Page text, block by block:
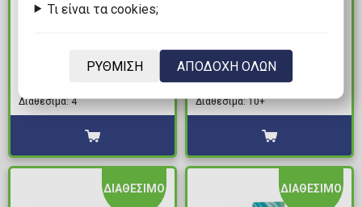
20,00€
Sidewinder 100+ Deck
(Monocolor)
Διαθέσιμα: 4
Card Sleeves Japanese
Small Size 60ct - White
Διαθέσιμα: 10+
ΔΙΑΘΕΣΙΜΟ ΔΙΑΘΕΣΙΜΟ
Τι είναι τα cookies;
ΡΥΘΜΙΣΗ ΑΠΟΔΟΧΗ ΟΛΩΝ